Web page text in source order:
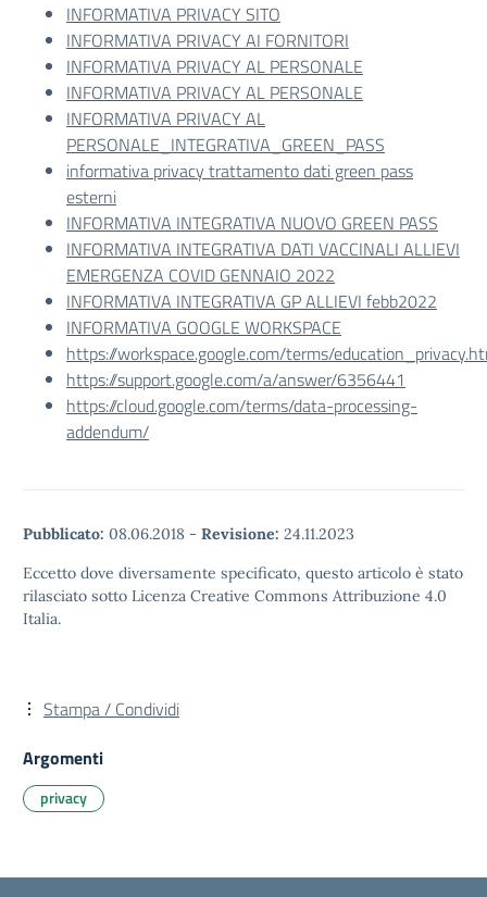
INFORMATIVA PRIVACY SITO
INFORMATIVA PRIVACY AI FORNITORI
INFORMATIVA PRIVACY AL PERSONALE
INFORMATIVA PRIVACY AL PERSONALE
INFORMATIVA PRIVACY AL
PERSONALE_INTEGRATIVA_GREEN_PASS
informativa privacy trattamento dati green pass
esterni
INFORMATIVA INTEGRATIVA NUOVO GREEN PASS
INFORMATIVA INTEGRATIVA DATI VACCINALI ALLIEVI
EMERGENZA COVID GENNAIO 2022
INFORMATIVA INTEGRATIVA GP ALLIEVI febb2022
INFORMATIVA GOOGLE WORKSPACE
https://workspace.google.com/terms/
https://support.google.com/a/answer/6356441
https://cloud.google.com/terms/data-processing-
addendum/
Pubblicato: 08.06.2018 - Revisione: 24.11.2023
Eccetto dove diversamente specificato, questo articolo è stato
rilasciato sotto Licenza Creative Commons Attribuzione 4.0
Italia.
Stampa / Condividi
Argomenti
privacy